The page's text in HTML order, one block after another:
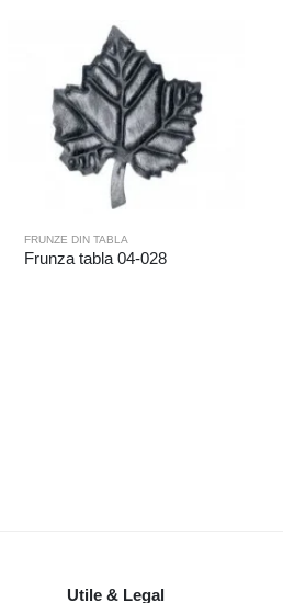
FRUNZE DIN TABLA
Frunza tabla 04-028
Utile & Legal